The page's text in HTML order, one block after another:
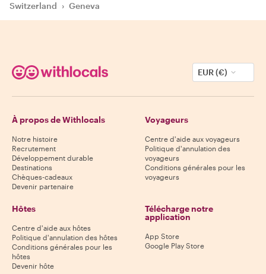
Switzerland › Geneva
EUR (€)
À propos de Withlocals
Notre histoire
Recrutement
Développement durable
Destinations
Chèques-cadeaux
Devenir partenaire
Voyageurs
Centre d'aide aux voyageurs
Politique d'annulation des
voyageurs
Conditions générales pour les
voyageurs
Hôtes
Centre d'aide aux hôtes
Politique d'annulation des hôtes
Conditions générales pour les
hôtes
Devenir hôte
Télécharge notre
application
App Store
Google Play Store